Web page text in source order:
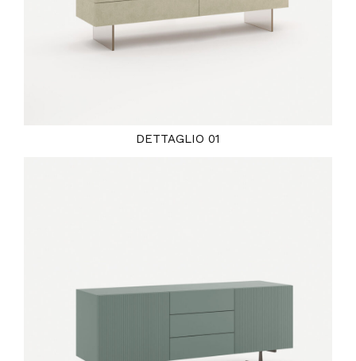
DETTAGLIO 01